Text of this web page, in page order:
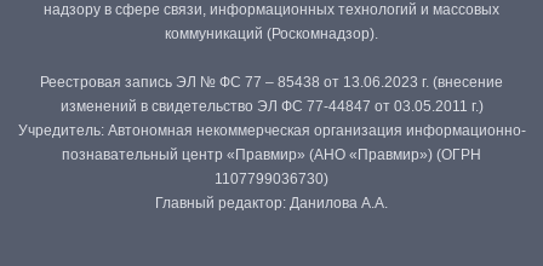
надзору в сфере связи, информационных технологий и массовых
коммуникаций (Роскомнадзор).
Реестровая запись ЭЛ № ФС 77 – 85438 от 13.06.2023 г. (внесение
изменений в свидетельство ЭЛ ФС 77-44847 от 03.05.2011 г.)
Учредитель: Автономная некоммерческая организация информационно-
познавательный центр «Правмир» (АНО «Правмир») (ОГРН
1107799036730)
Главный редактор: Данилова А.А.